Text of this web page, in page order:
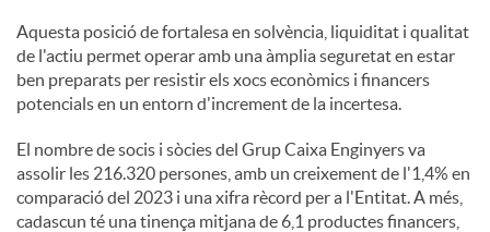
Aquesta posició de fortalesa en solvència, liquiditat i qualitat
de l'actiu permet operar amb una àmplia seguretat en estar
ben preparats per resistir els xocs econòmics i financers
potencials en un entorn d'increment de la incertesa.
El nombre de socis i sòcies del Grup Caixa Enginyers va
assolir les 216.320 persones, amb un creixement de l'1,4% en
comparació del 2023 i una xifra rècord per a l'Entitat. A més,
cadascun té una tinença mitjana de 6,1 productes financers,